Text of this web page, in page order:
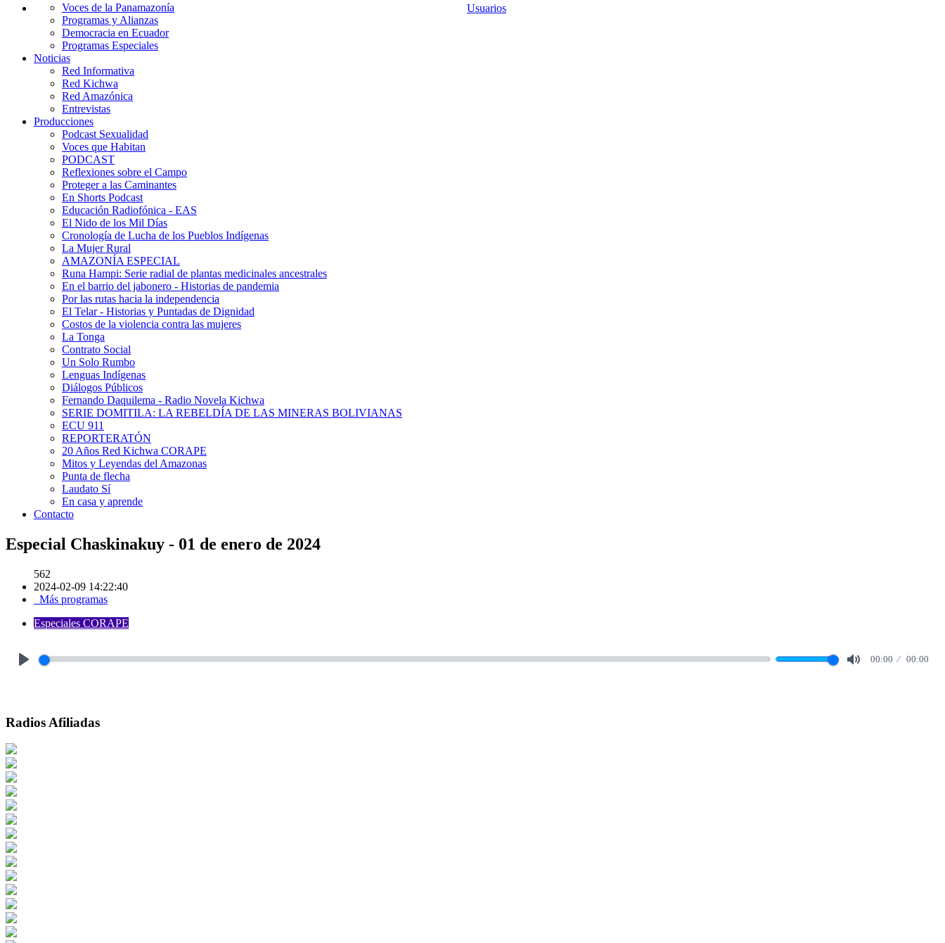
Usuarios
Voces de la Panamazonía
Programas y Alianzas
Democracia en Ecuador
Programas Especiales
Noticias
Red Informativa
Red Kichwa
Red Amazónica
Entrevistas
Producciones
Podcast Sexualidad
Voces que Habitan
PODCAST
Reflexiones sobre el Campo
Proteger a las Caminantes
En Shorts Podcast
Educación Radiofónica - EAS
El Nido de los Mil Días
Cronología de Lucha de los Pueblos Indígenas
La Mujer Rural
AMAZONÍA ESPECIAL
Runa Hampi: Serie radial de plantas medicinales ancestrales
En el barrio del jabonero - Historias de pandemia
Por las rutas hacia la independencia
El Telar - Historias y Puntadas de Dignidad
Costos de la violencia contra las mujeres
La Tonga
Contrato Social
Un Solo Rumbo
Lenguas Indígenas
Diálogos Públicos
Fernando Daquilema - Radio Novela Kichwa
SERIE DOMITILA: LA REBELDÍA DE LAS MINERAS BOLIVIANAS
ECU 911
REPORTERATÓN
20 Años Red Kichwa CORAPE
Mitos y Leyendas del Amazonas
Punta de flecha
Laudato Sí
En casa y aprende
Contacto
Especial Chaskinakuy - 01 de enero de 2024
562
2024-02-09 14:22:40
Más programas
Especiales CORAPE
00:00 00:00
Radios Afiliadas